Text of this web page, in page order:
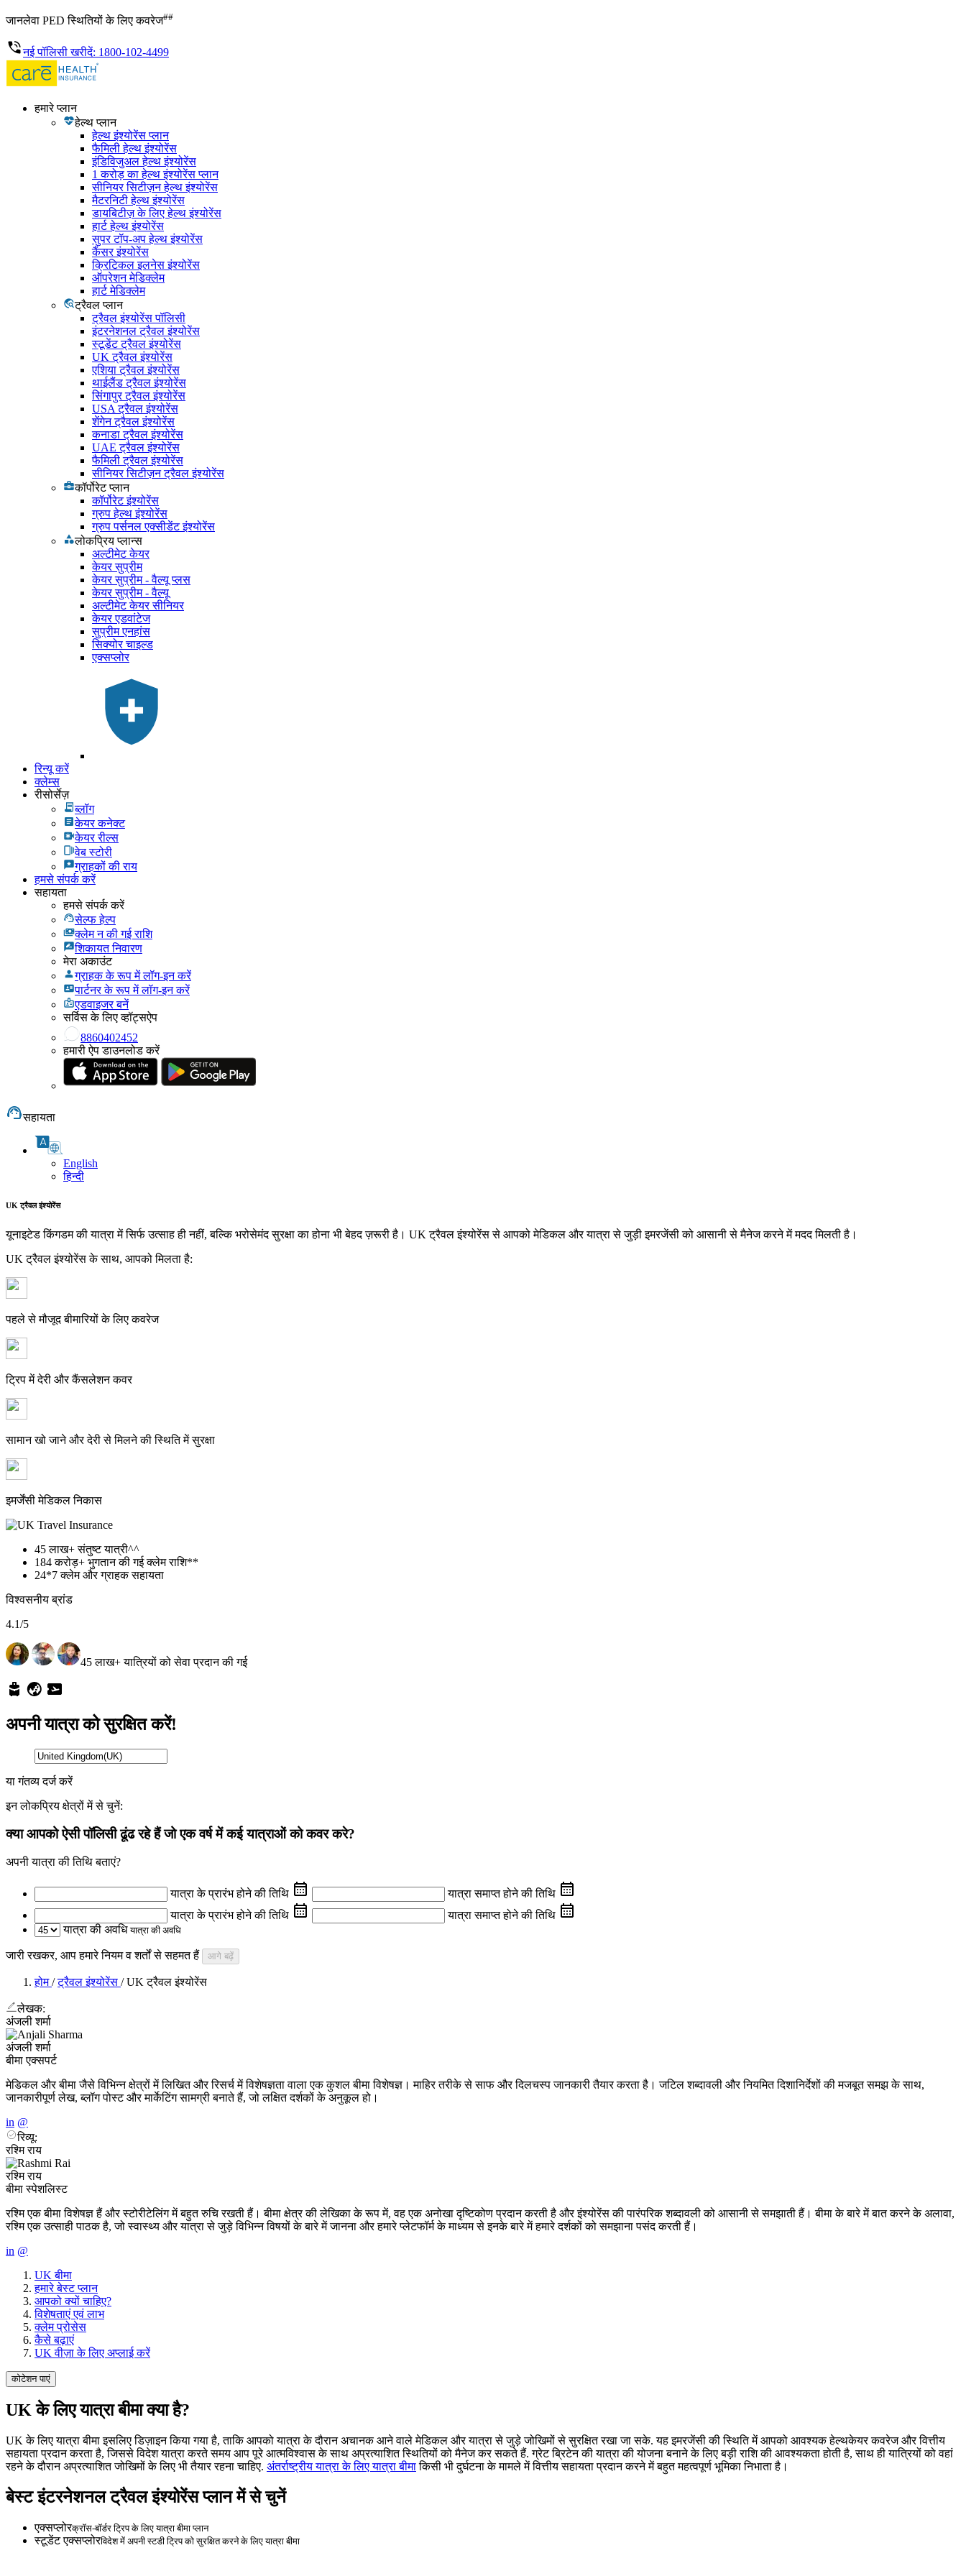
जानलेवा PED स्थितियों के लिए कवरेज##
नई पॉलिसी खरीदें: 1800-102-4499
हमारे प्लान
हेल्थ प्लान
हेल्थ इंश्योरेंस प्लान
फैमिली हेल्थ इंश्योरेंस
इंडिविजुअल हेल्थ इंश्योरेंस
1 करोड़ का हेल्थ इंश्योरेंस प्लान
सीनियर सिटीज़न हेल्थ इंश्योरेंस
मैटरनिटी हेल्थ इंश्योरेंस
डायबिटीज़ के लिए हेल्थ इंश्योरेंस
हार्ट हेल्थ इंश्योरेंस
सुपर टॉप-अप हेल्थ इंश्योरेंस
कैंसर इंश्योरेंस
क्रिटिकल इलनेस इंश्योरेंस
ऑपरेशन मेडिक्लेम
हार्ट मेडिक्लेम
ट्रैवल प्लान
ट्रैवल इंश्योरेंस पॉलिसी
इंटरनेशनल ट्रैवल इंश्योरेंस
स्टूडेंट ट्रैवल इंश्योरेंस
UK ट्रैवल इंश्योरेंस
एशिया ट्रैवल इंश्योरेंस
थाईलैंड ट्रैवल इंश्योरेंस
सिंगापुर ट्रैवल इंश्योरेंस
USA ट्रैवल इंश्योरेंस
शेंगेन ट्रैवल इंश्योरेंस
कनाडा ट्रैवल इंश्योरेंस
UAE ट्रैवल इंश्योरेंस
फैमिली ट्रैवल इंश्योरेंस
सीनियर सिटीज़न ट्रैवल इंश्योरेंस
कॉर्पोरेट प्लान
कॉर्पोरेट इंश्योरेंस
ग्रुप हेल्थ इंश्योरेंस
ग्रुप पर्सनल एक्सीडेंट इंश्योरेंस
लोकप्रिय प्लान्स
अल्टीमेट केयर
केयर सुप्रीम
केयर सुप्रीम - वैल्यू प्लस
केयर सुप्रीम - वैल्यू
अल्टीमेट केयर सीनियर
केयर एडवांटेज
सुप्रीम एनहांस
सिक्योर चाइल्ड
एक्सप्लोर
रिन्यू करें
क्लेम्स
रीसोर्सेज़
ब्लॉग
केयर कनेक्ट
केयर रील्स
वेब स्टोरी
ग्राहकों की राय
हमसे संपर्क करें
सहायता
हमसे संपर्क करें
सेल्फ हेल्प
क्लेम न की गई राशि
शिकायत निवारण
मेरा अकाउंट
ग्राहक के रूप में लॉग-इन करें
पार्टनर के रूप में लॉग-इन करें
एडवाइजर बनें
सर्विस के लिए व्हॉट्सऐप
8860402452
हमारी ऐप डाउनलोड करें
सहायता
English
हिन्दी
UK ट्रैवल इंश्योरेंस
यूनाइटेड किंगडम की यात्रा में सिर्फ उत्साह ही नहीं, बल्कि भरोसेमंद सुरक्षा का होना भी बेहद ज़रूरी है। UK ट्रैवल इंश्योरेंस से आपको मेडिकल और यात्रा से जुड़ी इमरजेंसी को आसानी से मैनेज करने में मदद मिलती है।
UK ट्रैवल इंश्योरेंस के साथ, आपको मिलता है:
पहले से मौजूद बीमारियों के लिए कवरेज
ट्रिप में देरी और कैंसलेशन कवर
सामान खो जाने और देरी से मिलने की स्थिति में सुरक्षा
इमर्जेंसी मेडिकल निकास
45 लाख+ संतुष्ट यात्री^^
184 करोड़+ भुगतान की गई क्लेम राशि**
24*7 क्लेम और ग्राहक सहायता
विश्वसनीय ब्रांड
4.1/5
45 लाख+ यात्रियों को सेवा प्रदान की गई
अपनी यात्रा को सुरक्षित करें!
या गंतव्य दर्ज करें
इन लोकप्रिय क्षेत्रों में से चुनें:
क्या आपको ऐसी पॉलिसी ढूंढ रहे हैं जो एक वर्ष में कई यात्राओं को कवर करे?
अपनी यात्रा की तिथि बताएं?
यात्रा के प्रारंभ होने की तिथि
यात्रा समाप्त होने की तिथि
यात्रा के प्रारंभ होने की तिथि
यात्रा समाप्त होने की तिथि
यात्रा की अवधि यात्रा की अवधि
जारी रखकर, आप हमारेनियम व शर्तोंसे सहमत हैं आगे बढ़ें
होम/ट्रैवल इंश्योरेंस / UK ट्रैवल इंश्योरेंस
लेखक:
अंजली शर्मा
अंजली शर्मा
बीमा एक्सपर्ट
मेडिकल और बीमा जैसे विभिन्न क्षेत्रों में लिखित और रिसर्च में विशेषज्ञता वाला एक कुशल बीमा विशेषज्ञ। माहिर तरीके से साफ और दिलचस्प जानकारी तैयार करता है। जटिल शब्दावली और नियमित दिशानिर्देशों की मजबूत समझ के साथ,
जानकारीपूर्ण लेख, ब्लॉग पोस्ट और मार्केटिंग सामग्री बनाते हैं, जो लक्षित दर्शकों के अनुकूल हो।
in @
रिव्यू:
रश्मि राय
रश्मि राय
बीमा स्पेशलिस्ट
रश्मि एक बीमा विशेषज्ञ हैं और स्टोरीटेलिंग में बहुत रुचि रखती हैं। बीमा क्षेत्र की लेखिका के रूप में, वह एक अनोखा दृष्टिकोण प्रदान करती है और इंश्योरेंस की पारंपरिक शब्दावली को आसानी से समझाती हैं। बीमा के बारे में बात करने के अलावा,
रश्मि एक उत्साही पाठक है, जो स्वास्थ्य और यात्रा से जुड़े विभिन्न विषयों के बारे में जानना और हमारे प्लेटफॉर्म के माध्यम से इनके बारे में हमारे दर्शकों को समझाना पसंद करती हैं।
in @
UK बीमा
हमारे बेस्ट प्लान
आपको क्यों चाहिए?
विशेषताएं एवं लाभ
क्लेम प्रोसेस
कैसे बढ़ाएं
UK वीज़ा के लिए अप्लाई करें
कोटेशन पाएं
UK के लिए यात्रा बीमा क्या है?
UK के लिए यात्रा बीमा इसलिए डिज़ाइन किया गया है, ताकि आपको यात्रा के दौरान अचानक आने वाले मेडिकल और यात्रा से जुड़े जोखिमों से सुरक्षित रखा जा सके. यह इमरजेंसी की स्थिति में आपको आवश्यक हेल्थकेयर कवरेज और वित्तीय
सहायता प्रदान करता है, जिससे विदेश यात्रा करते समय आप पूरे आत्मविश्वास के साथ अप्रत्याशित स्थितियों को मैनेज कर सकते हैं. ग्रेट ब्रिटेन की यात्रा की योजना बनाने के लिए बड़ी राशि की आवश्यकता होती है, साथ ही यात्रियों को वहां
रहने के दौरान अप्रत्याशित जोखिमों के लिए भी तैयार रहना चाहिए. अंतर्राष्ट्रीय यात्रा के लिए यात्रा बीमाकिसी भी दुर्घटना के मामले में वित्तीय सहायता प्रदान करने में बहुत महत्वपूर्ण भूमिका निभाता है।
बेस्ट इंटरनेशनल ट्रैवल इंश्योरेंस प्लान में से चुनें
एक्सप्लोरक्रॉस-बॉर्डर ट्रिप के लिए यात्रा बीमा प्लान
स्टूडेंट एक्सप्लोरविदेश में अपनी स्टडी ट्रिप को सुरक्षित करने के लिए यात्रा बीमा